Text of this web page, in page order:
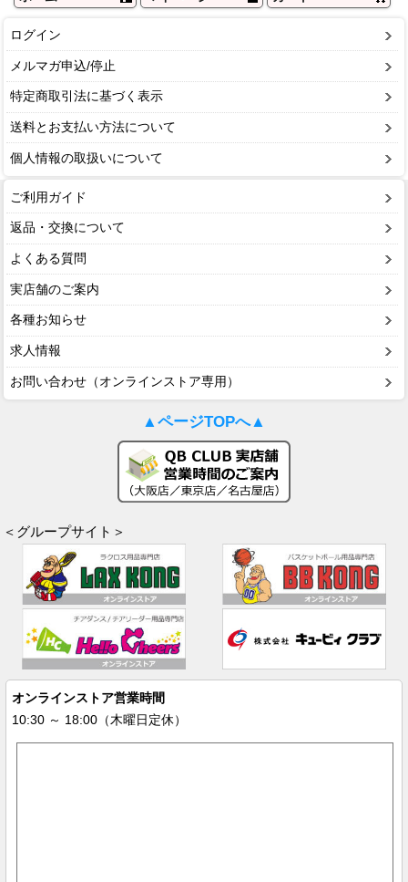
ログイン
メルマガ申込/停止
特定商取引法に基づく表示
送料とお支払い方法について
個人情報の取扱いについて
ご利用ガイド
返品・交換について
よくある質問
実店舗のご案内
各種お知らせ
求人情報
お問い合わせ（オンラインストア専用）
▲ページTOPへ▲
＜グループサイト＞
オンラインストア営業時間
10:30 ～ 18:00（木曜日定休）